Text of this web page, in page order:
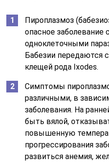
Пироплазмоз
опасное заболевание
одноклеточными
Бабезии передаются
клещей рода Ixodes.
Симптомы
различными, в
заболевания. На
быть вялой,
повышенную
прогрессирования
развиться анемия,